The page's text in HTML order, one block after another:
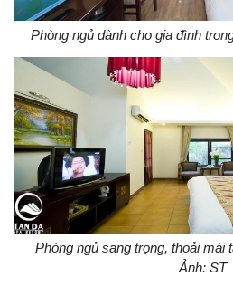
Phòng ngủ dành cho gia đình
Phòng ngủ sang trọng, thoải mái
Ảnh: ST